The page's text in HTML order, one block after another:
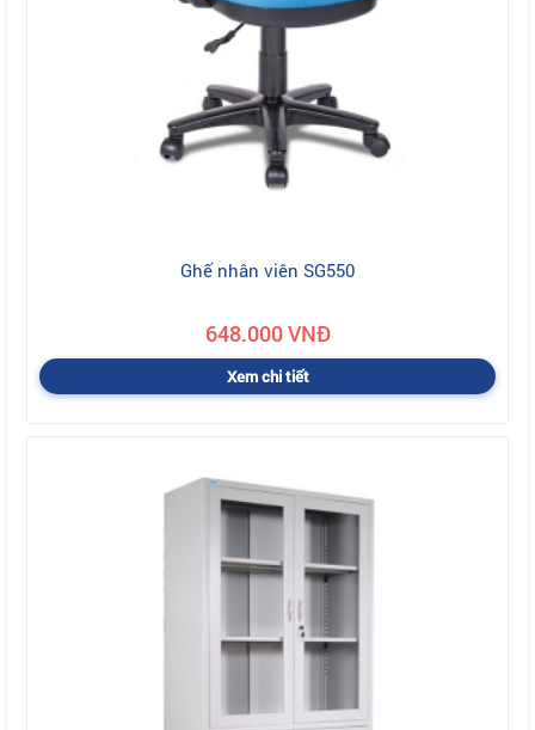
Ghế nhân viên SG550
648.000 VNĐ
Xem chi tiết